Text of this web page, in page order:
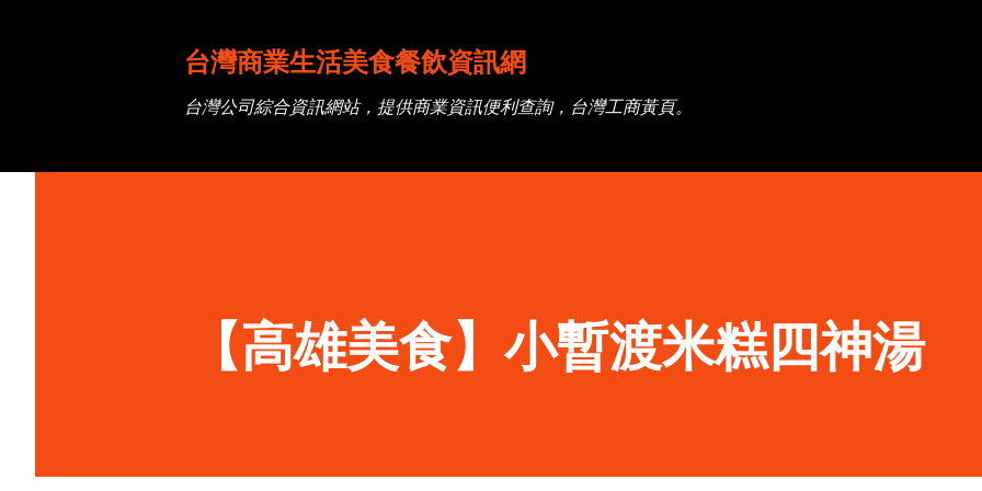
台灣商業生活美食餐飲資訊網
台灣公司綜合資訊網站，提供商業資訊便利查詢，台灣工商黃頁。
【高雄美食】小暫渡米糕四神湯